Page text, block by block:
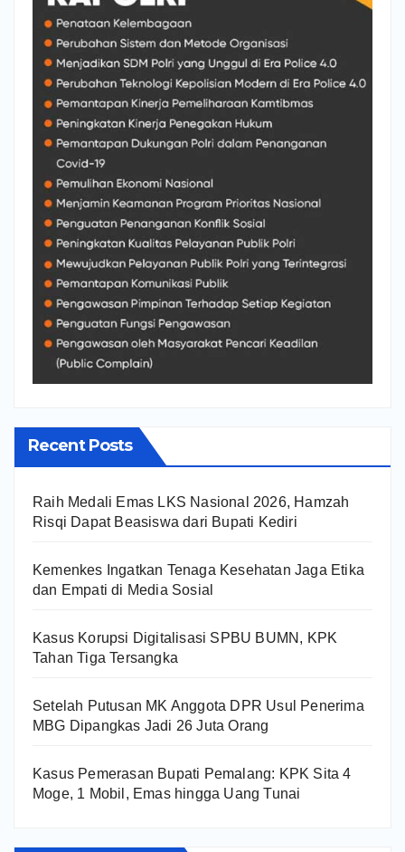
Recent Posts
Raih Medali Emas LKS Nasional 2026, Hamzah
Risqi Dapat Beasiswa dari Bupati Kediri
Kemenkes Ingatkan Tenaga Kesehatan Jaga Etika
dan Empati di Media Sosial
Kasus Korupsi Digitalisasi SPBU BUMN, KPK
Tahan Tiga Tersangka
Setelah Putusan MK Anggota DPR Usul Penerima
MBG Dipangkas Jadi 26 Juta Orang
Kasus Pemerasan Bupati Pemalang: KPK Sita 4
Moge, 1 Mobil, Emas hingga Uang Tunai